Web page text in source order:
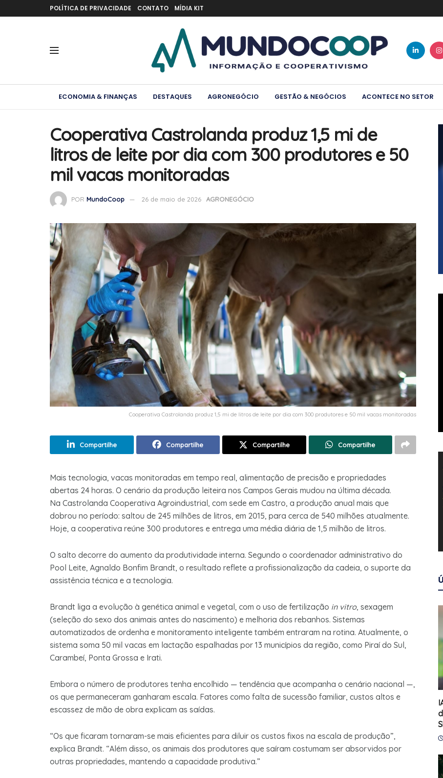
POLÍTICA DE PRIVACIDADE CONTATO MÍDIA KIT
ECONOMIA & FINANÇAS DESTAQUES AGRONEGÓCIO GESTÃO & NEGÓCIOS ACONTECE NO SETOR
Cooperativa Castrolanda produz 1,5 mi de
litros de leite por dia com 300 produtores e 50
mil vacas monitoradas
POR MundoCoop 26 de maio de 2026 AGRONEGÓCIO
Cooperativa Castrolanda produz 1,5 mi de litros de leite por dia com 300 produtores e 50 mil vacas monitoradas
Compartilhe Compartilhe Compartilhe Compartilhe
Mais tecnologia, vacas monitoradas em tempo real, alimentação de precisão e propriedades
abertas 24 horas. O cenário da produção leiteira nos Campos Gerais mudou na última década.
Na Castrolanda Cooperativa Agroindustrial, com sede em Castro, a produção anual mais que
dobrou no período: saltou de 245 milhões de litros, em 2015, para cerca de 540 milhões atualmente.
Hoje, a cooperativa reúne 300 produtores e entrega uma média diária de 1,5 milhão de litros.
O salto decorre do aumento da produtividade interna. Segundo o coordenador administrativo do
Pool Leite, Agnaldo Bonfim Brandt, o resultado reflete a profissionalização da cadeia, o suporte da
assistência técnica e a tecnologia.
Brandt liga a evolução à genética animal e vegetal, com o uso de fertilização in vitro, sexagem
(seleção do sexo dos animais antes do nascimento) e melhoria dos rebanhos. Sistemas
automatizados de ordenha e monitoramento inteligente também entraram na rotina. Atualmente, o
sistema soma 50 mil vacas em lactação espalhadas por 13 municípios da região, como Piraí do Sul,
Carambeí, Ponta Grossa e Irati.
Embora o número de produtores tenha encolhido — tendência que acompanha o cenário nacional —,
os que permaneceram ganharam escala. Fatores como falta de sucessão familiar, custos altos e
escassez de mão de obra explicam as saídas.
“Os que ficaram tornaram-se mais eficientes para diluir os custos fixos na escala de produção”,
explica Brandt. “Além disso, os animais dos produtores que saíram costumam ser absorvidos por
outras propriedades, mantendo a capacidade produtiva.”